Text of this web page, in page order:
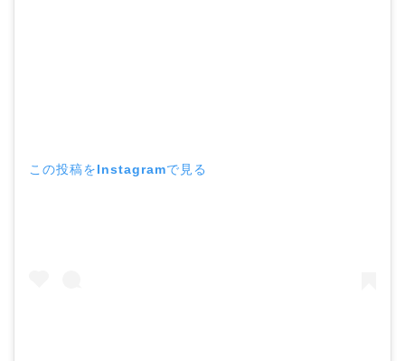
この投稿をInstagramで見る